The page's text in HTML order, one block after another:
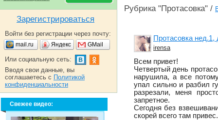
Рубрика "Протасовка" /
Протасовка нед.1,
irensa
Всем привет!
Четвертый день
нарушила, а все
упал сильно и разбил
разрезали, меня
запретное.
Сегодня без
скорей всего там
Зарегистрироваться
Войти без регистрации через почту:
mail.ru Яндекс GMail
Или социальную сеть:
Вводя свои данные, вы
соглашаетесь с Политикой
конфиденциальности
Свежее видео: